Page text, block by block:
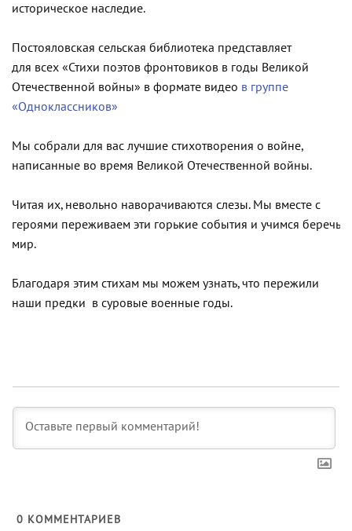
историческое наследие.
Постояловская сельская библиотека представляет
для всех «Стихи поэтов фронтовиков в годы Великой
Отечественной войны» в формате видео в группе
«Одноклассников»
Мы собрали для вас лучшие стихотворения о войне,
написанные во время Великой Отечественной войны.
Читая их, невольно наворачиваются слезы. Мы вместе с
героями переживаем эти горькие события и учимся беречь
мир.
Благодаря этим стихам мы можем узнать, что пережили
наши предки в суровые военные годы.
0 КОММЕНТАРИЕВ